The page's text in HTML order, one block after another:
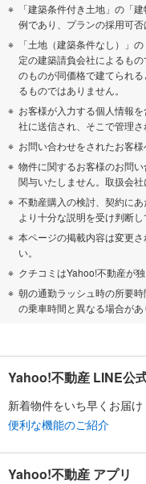
「建築条件付き土地」の「
例であり、プランの採用可否
「土地（建築条件なし）」
定の建築請負会社によるも
のものが同価格で建てられ
るものではありません。
お客様が入力する個人情報
社に送信され、そこで管理さ
お問い合わせをされたお客
物件に関するお客様のお問
関与いたしません。取扱会社
不動産購入の検討、契約に
より十分な説明を受け判断し
本ページの掲載内容は変更
い。
クチコミはYahoo!不動産が
朝の通勤ラッシュ時の所要
の乗車時間と異なる場合があ
Yahoo!不動産 LINE公
新着物件をいち早くお届け
便利な機能のご紹介
Yahoo!不動産 アプリ